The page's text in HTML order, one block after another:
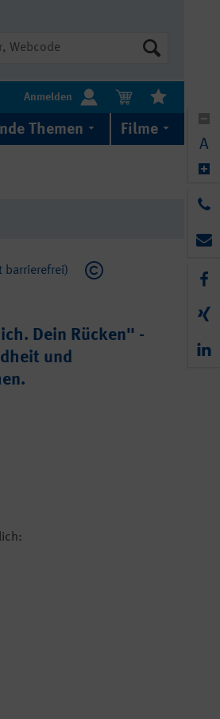
Anmelden
Themen Filme
barrierefrei)
Dein Rücken" -
und
A